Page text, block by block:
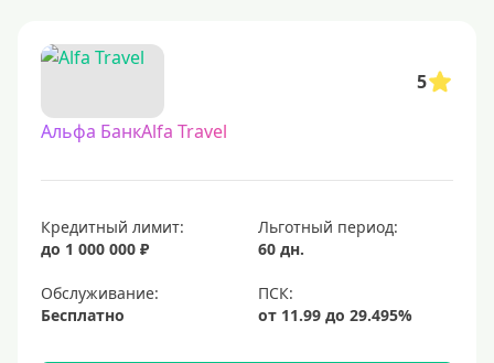
С временной регистрацией
До 75 лет
Молодежные
С 18 лет
С 19 лет
5
Альфа БанкAlfa Travel
Кредитный лимит:
до 1 000 000 ₽
Льготный период:
60 дн.
Обслуживание:
Бесплатно